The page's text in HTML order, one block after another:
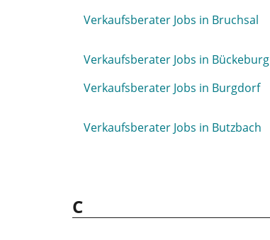
Verkaufsberater Jobs in Bruchsal
Verkaufsberater Jobs in Bückeburg
Verkaufsberater Jobs in Burgdorf
Verkaufsberater Jobs in Butzbach
C